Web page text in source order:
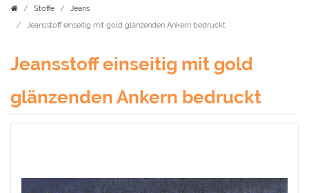
Stoffe
Jeans
Jeansstoff einseitig mit gold glänzenden Ankern bedruckt
Jeansstoff einseitig mit gold
glänzenden Ankern bedruckt